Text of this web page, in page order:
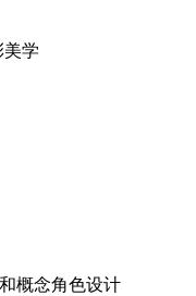
学
概念角色设计